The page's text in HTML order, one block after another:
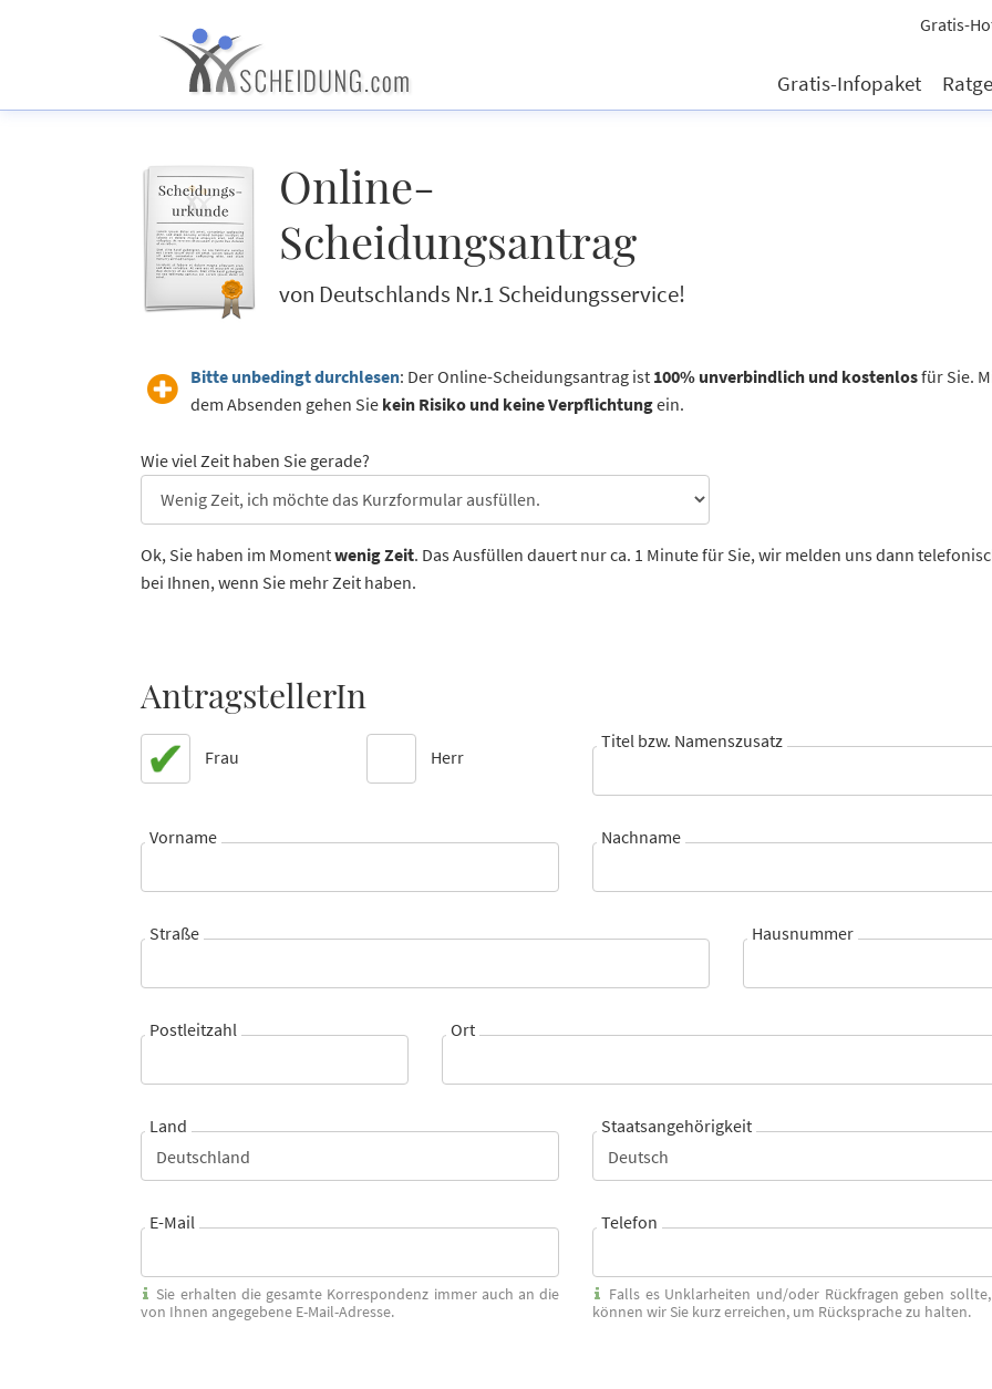
Gratis-
Gratis-Infopaket
Online-
Scheidungsantrag
von Deutschlands Nr.1 Scheidungsservice!
Bitte unbedingt durchlesen: Der Online-Scheidungsantrag ist 100% unverbindlich und kostenlosfür Sie.
dem Absenden gehen Sie kein Risiko und keine Verpflichtungein.
Wie viel Zeit haben Sie gerade?
Ok, Sie haben im Momentwenig Zeit. Das Ausfüllen dauert nur ca. 1 Minute für Sie, wir melden uns dann
bei Ihnen, wenn Sie mehr Zeit haben.
AntragstellerIn
Frau Herr
Titel bzw. Namenszusatz
Vorname Nachname
Straße Hausnummer
Postleitzahl Ort
Land Staatsangehörigkeit
E-Mail
Sie erhalten die gesamte Korrespondenz immer auch an die
von Ihnen angegebene E-Mail-Adresse.
Telefon
Falls es Unklarheiten und/oder Rückfragen geben
können wir Sie kurz erreichen, um Rücksprache zu halten.